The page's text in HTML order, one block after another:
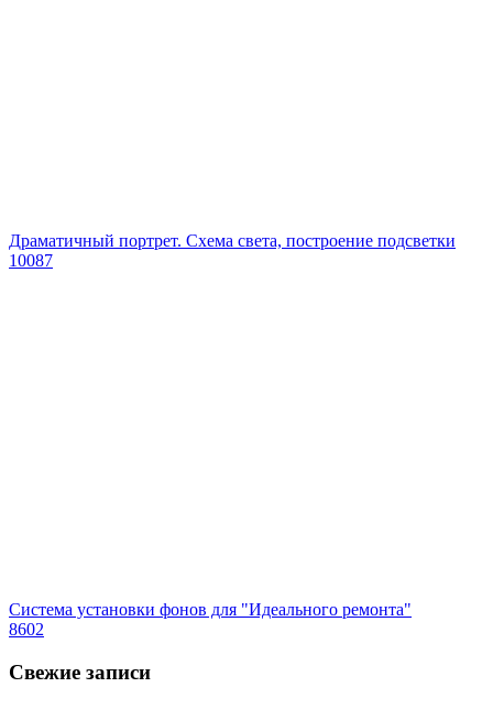
Драматичный портрет. Схема света, построение подсветки
10087
Система установки фонов для "Идеального ремонта"
8602
Свежие записи